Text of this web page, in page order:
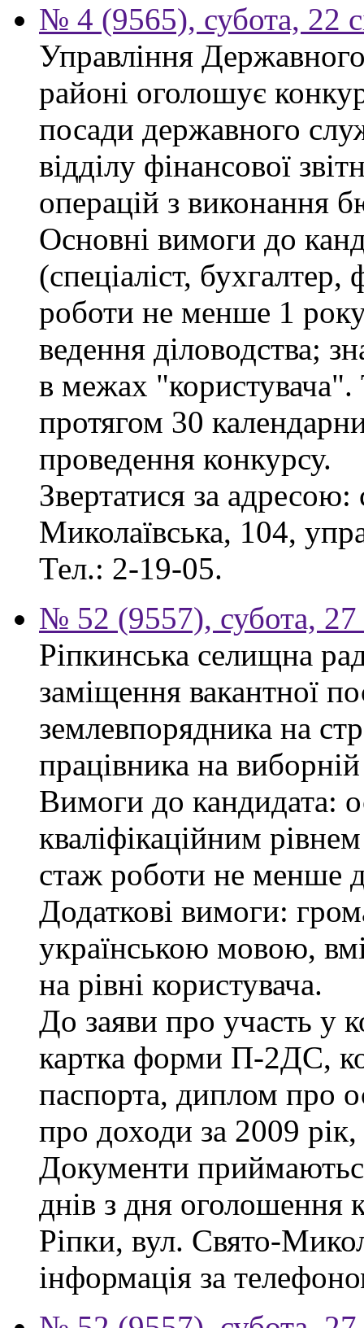
№ 4 (9565), субота, 22
Управління
районі оголошує
посади державного
відділу фінансової
операцій з виконання
Основні вимоги до
(спеціаліст,
роботи не менше 1
ведення діловодства;
в межах "користувача".
протягом 30
проведення конкурсу.
Звертатися за
Миколаївська, 104,
Тел.: 2-19-05.
№ 52 (9557), субота, 27
Ріпкинська селищна
заміщення вакантної
землевпорядника на
працівника на
Вимоги до кандидата:
кваліфікаційним
стаж роботи не менше
Додаткові вимоги:
українською мовою,
на рівні користувача.
До заяви про участь у
картка форми П-2ДС,
паспорта, диплом про
про доходи за 2009
Документи
днів з дня оголошення
Ріпки, вул. Свято-
інформація за